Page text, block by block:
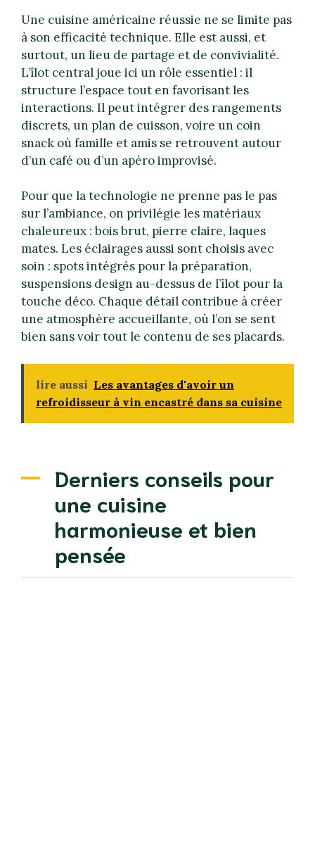
Une cuisine américaine réussie ne se limite pas
à son efficacité technique. Elle est aussi, et
surtout, un lieu de partage et de convivialité.
L’îlot central joue ici un rôle essentiel : il
structure l’espace tout en favorisant les
interactions. Il peut intégrer des rangements
discrets, un plan de cuisson, voire un coin
snack où famille et amis se retrouvent autour
d’un café ou d’un apéro improvisé.
Pour que la technologie ne prenne pas le pas
sur l’ambiance, on privilégie les matériaux
chaleureux : bois brut, pierre claire, laques
mates. Les éclairages aussi sont choisis avec
soin : spots intégrés pour la préparation,
suspensions design au-dessus de l’îlot pour la
touche déco. Chaque détail contribue à créer
une atmosphère accueillante, où l’on se sent
bien sans voir tout le contenu de ses placards.
lire aussi Les avantages d'avoir un
refroidisseur à vin encastré dans sa cuisine
Derniers conseils pour
une cuisine
harmonieuse et bien
pensée